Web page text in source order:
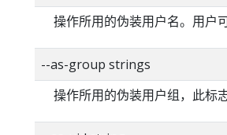
操作所用的伪装用户名。用户
--as-group strings
操作所用的伪装用户组，此标